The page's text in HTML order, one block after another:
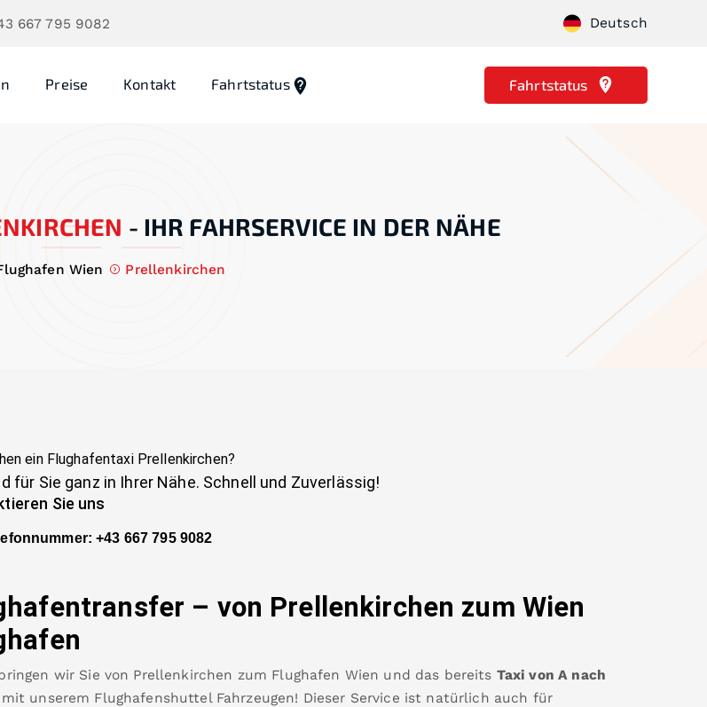
667 795 9082 Deutsch
Preise Kontakt Fahrtstatus Fahrtstatus
- IHR FAHRSERVICE IN DER NÄHE
Wien Prellenkirchen
ein Flughafentaxi Prellenkirchen?
für Sie ganz in Ihrer Nähe. Schnell und Zuverlässig!
Sie uns
:+43 667 795 9082
– von Prellenkirchen zum Wien
wir Sie von Prellenkirchen zum Flughafen Wien und das bereits Taxi von A nach
mit unserem Flughafenshuttel Fahrzeugen! Dieser Service ist natürlich auch für